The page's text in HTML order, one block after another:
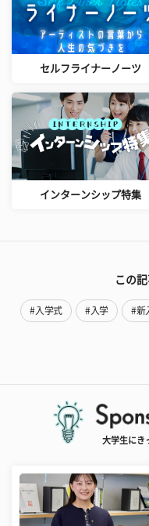
セルフライナーノーツ
インターンシップ特集
この
#入学式 #入学 #新
大学生にき